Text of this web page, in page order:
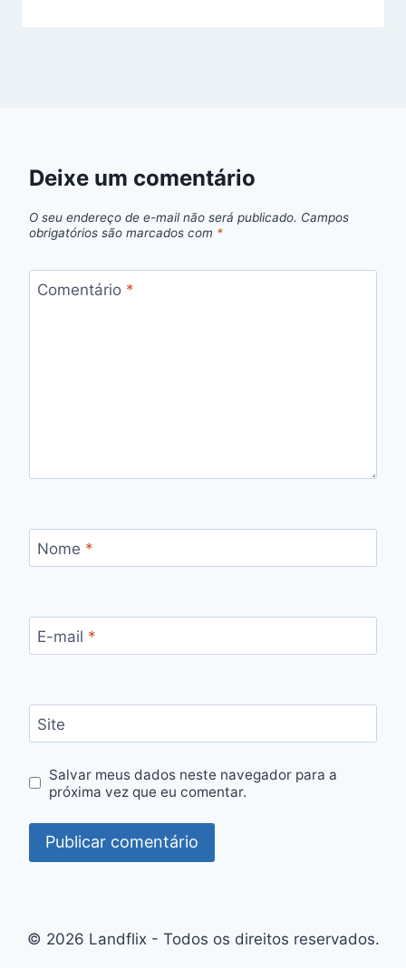
Deixe um comentário
O seu endereço de e-mail não será publicado. Campos
obrigatórios são marcados com *
Comentário *
Nome *
E-mail *
Site
Salvar meus dados neste navegador para a
próxima vez que eu comentar.
© 2026 Landflix - Todos os direitos reservados.